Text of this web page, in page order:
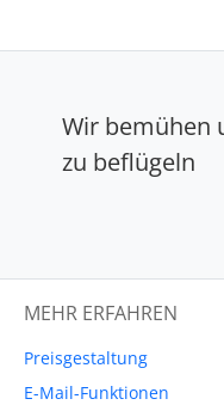
Wir bemühen
zu beflügeln
MEHR ERFAHREN
Preisgestaltung
E-Mail-Funktionen